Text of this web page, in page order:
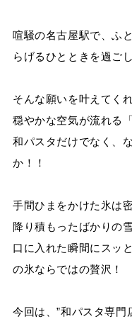
喧騒の名古屋駅で、ふ
らげるひとときを過ご
そんな願いを叶えてく
穏やかな空気が流れる
和パスタだけでなく、
か！！
手間ひまをかけた氷は
降り積もったばかりの
口に入れた瞬間にスッ
の氷ならではの贅沢！
今回は、”和パスタ専門